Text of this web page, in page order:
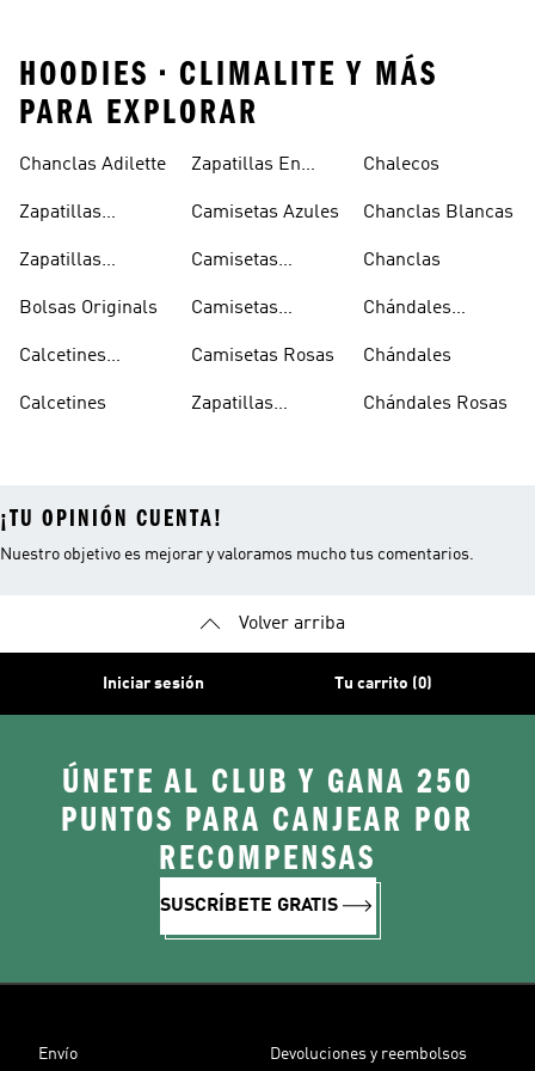
HOODIES • CLIMALITE Y MÁS
PARA EXPLORAR
Chanclas Adilette
Zapatillas
Zapatillas
Blancas
Bolsas Originals
Calcetines
Blancos
Calcetines
Zapatillas En
Camisetas Azules
Camisetas
Camisetas
Camisetas Rosas
Zapatillas
Chalecos
Chanclas Blancas
Chanclas
Chándales
Chándales
Chándales Rosas
¡TU OPINIÓN CUENTA!
Nuestro objetivo es mejorar y valoramos mucho tus comentarios.
Volver arriba
Iniciar sesión Tu carrito (0)
ÚNETE AL CLUB Y GANA 250
PUNTOS PARA CANJEAR POR
RECOMPENSAS
SUSCRÍBETE GRATIS
Envío Devoluciones y reembolsos